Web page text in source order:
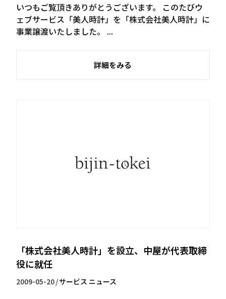
いつもご覧頂きありがとうございます。 このたびウ
ェブサービス「美人時計」を「株式会社美人時計」に
事業譲渡いたしました。 ...
詳細をみる
「株式会社美人時計」を設立、中屋が代表取締
役に就任
2009-05-20/サービス ニュース